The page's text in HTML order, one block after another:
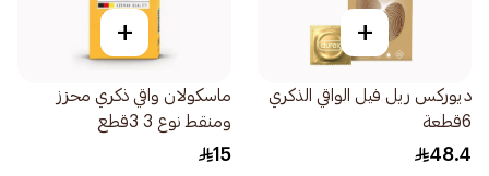
+
ديوركس ريل فيل الواقي الذكري
6قطعة
48.4
+
ماسكولان واقي ذكري محزز
ومنقط نوع 3 3قطع
15